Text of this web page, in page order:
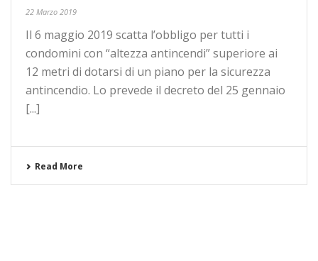
22 Marzo 2019
Il 6 maggio 2019 scatta l’obbligo per tutti i
condomini con “altezza antincendi” superiore ai
12 metri di dotarsi di un piano per la sicurezza
antincendio. Lo prevede il decreto del 25 gennaio
[...]
Read More